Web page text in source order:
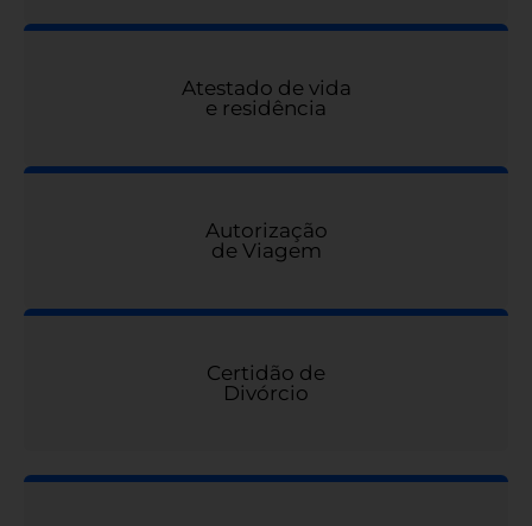
Atestado de vida
e residência
Autorização
de Viagem
Certidão de
Divórcio